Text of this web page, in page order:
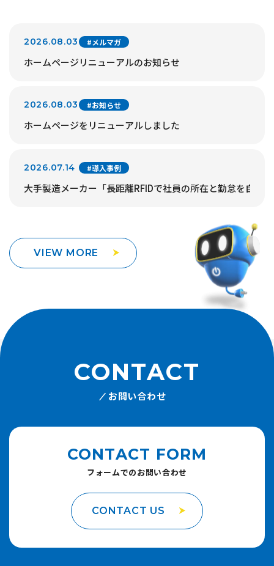
2026.08.03 #メルマガ
ホームページリニューアルのお知らせ
2026.08.03 #お知らせ
ホームページをリニューアルしました
2026.07.14 #導入事例
大手製造メーカー「長距離RFIDで社員の所在と勤怠を自動
VIEW MORE
CONTACT
お問い合わせ
CONTACT FORM
フォームでのお問い合わせ
CONTACT US